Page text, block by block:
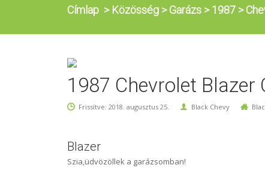
Címlap > Közösség >Garázs >1987 >
1987 Chevrolet Blazer
Frissítve: 2018. augusztus 25. Black Chevy
Blazer
Szia,üdvözöllek a garázsomban!